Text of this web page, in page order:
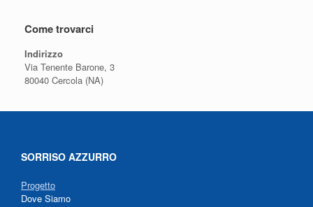
Come trovarci
Indirizzo
Via Tenente Barone, 3
80040 Cercola (NA)
SORRISO AZZURRO
Progetto
Dove Siamo